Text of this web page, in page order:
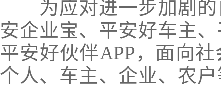
为应对进一步加剧
安企业宝、平安好车主
平安好伙伴APP，面向
个人、车主、企业、农